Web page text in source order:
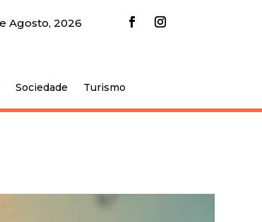
Agosto, 2026
Sociedade Turismo